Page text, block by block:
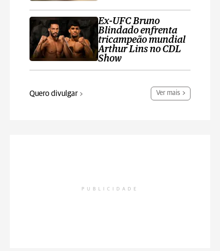
Ex-UFC Bruno
Blindado enfrenta
tricampeão mundial
Arthur Lins no CDL
Show
Quero divulgar Ver mais
PUBLICIDADE